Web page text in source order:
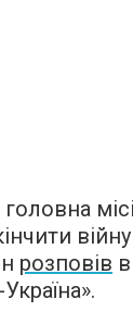
розповів